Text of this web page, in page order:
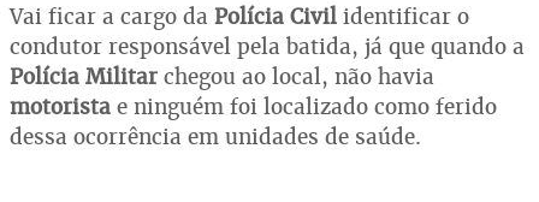
Vai ficar a cargo da Polícia Civil identificar o
condutor responsável pela batida, já que quando a
Polícia Militar chegou ao local, não havia
motorista e ninguém foi localizado como ferido
dessa ocorrência em unidades de saúde.